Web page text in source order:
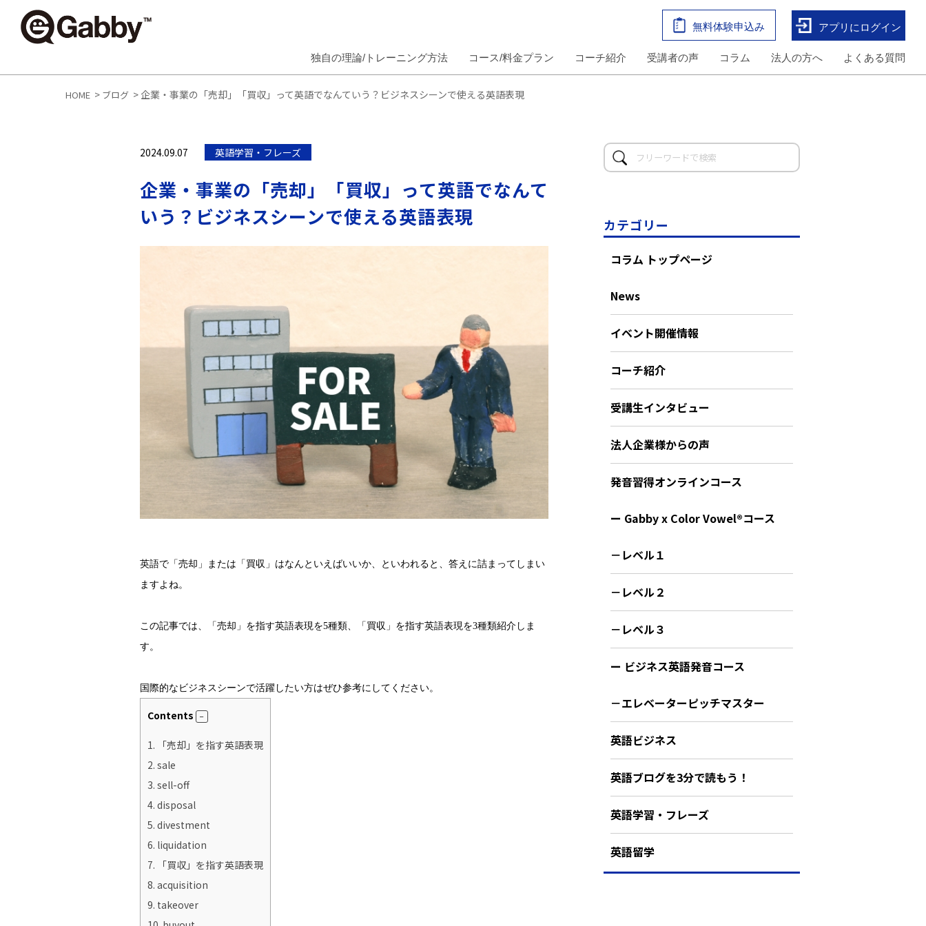
無料体験申込み アプリにログイン
独自の理論/トレーニング方法 コース/料金プラン コーチ紹介 受講者の声 コラム 法人の方へ よくある質問
HOME > ブログ > 企業・事業の「売却」「買収」って英語でなんていう？ビジネスシーンで使える英語表現
2024.09.07 英語学習・フレーズ
企業・事業の「売却」「買収」って英語でなんて
いう？ビジネスシーンで使える英語表現
英語で「売却」または「買収」はなんといえばいいか、といわれると、答えに詰まってしまい
ますよね。
この記事では、「売却」を指す英語表現を5種類、「買収」を指す英語表現を3種類紹介しま
す。
国際的なビジネスシーンで活躍したい方はぜひ参考にしてください。
Contents
1. 「売却」を指す英語表現
2. sale
3. sell-off
4. disposal
5. divestment
6. liquidation
7. 「買収」を指す英語表現
8. acquisition
9. takeover
カテゴリー
コラム トップページ
News
イベント開催情報
コーチ紹介
受講生インタビュー
法人企業様からの声
発音習得オンラインコース
ー Gabby x Color Vowel®︎コース
－レベル１
－レベル２
－レベル３
ー ビジネス英語発音コース
－エレベーターピッチマスター
英語ビジネス
英語ブログを3分で読もう！
英語学習・フレーズ
英語留学